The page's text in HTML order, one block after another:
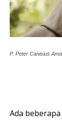
P. Peter Canisius
Ada